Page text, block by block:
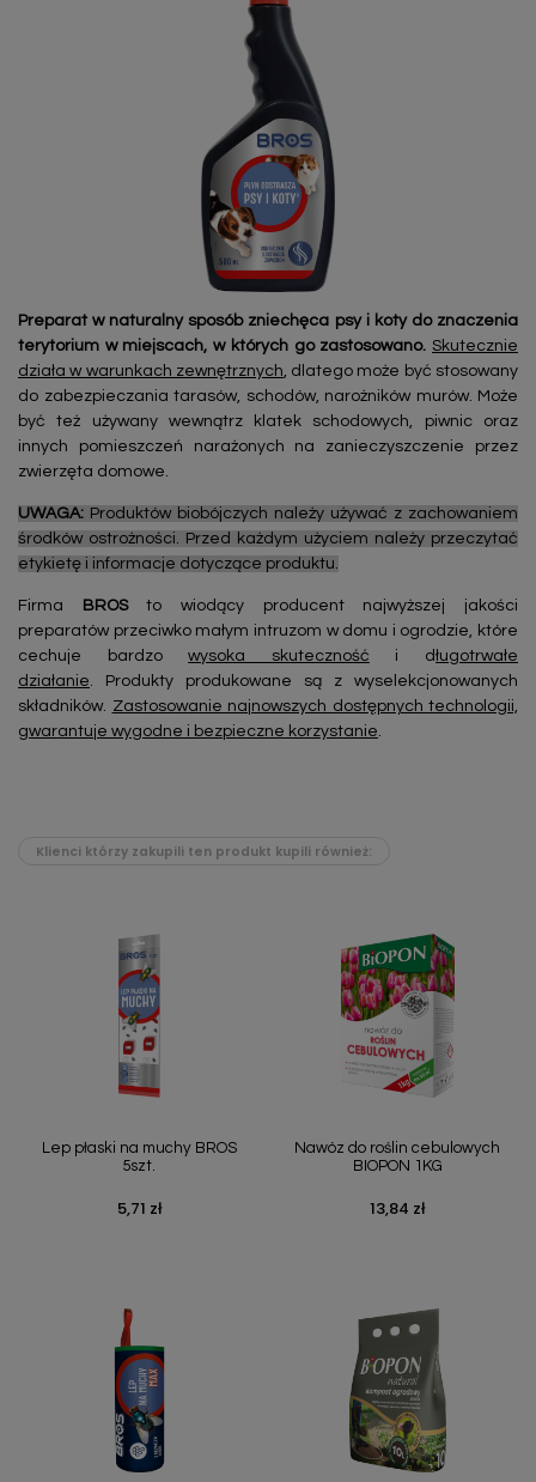
Preparat w naturalny sposób zniechęca psy i koty do znaczenia
terytorium w miejscach, w których go zastosowano. Skutecznie
działa w warunkach zewnętrznych, dlatego może być stosowany
do zabezpieczania tarasów, schodów, narożników murów. Może
być też używany wewnątrz klatek schodowych, piwnic oraz
innych pomieszczeń narażonych na zanieczyszczenie przez
zwierzęta domowe.
UWAGA: Produktów biobójczych należy używać z zachowaniem
środków ostrożności. Przed każdym użyciem należy przeczytać
etykietę i informacje dotyczące produktu.
Firma BROSto wiodący producent najwyższej jakości
preparatów przeciwko małym intruzom w domu i ogrodzie, które
cechuje bardzowysoka skuteczność i długotrwałe
działanie. Produkty produkowane są z wyselekcjonowanych
składników. Zastosowanie najnowszych dostępnych technologii,
gwarantuje wygodne i bezpieczne korzystanie.
Klienci którzy zakupili ten produkt kupili również:
Lep płaski na muchy BROS
5szt.
Cena
5,71 zł
Nawóz do roślin cebulowych
BIOPON 1KG
Cena
13,84 zł